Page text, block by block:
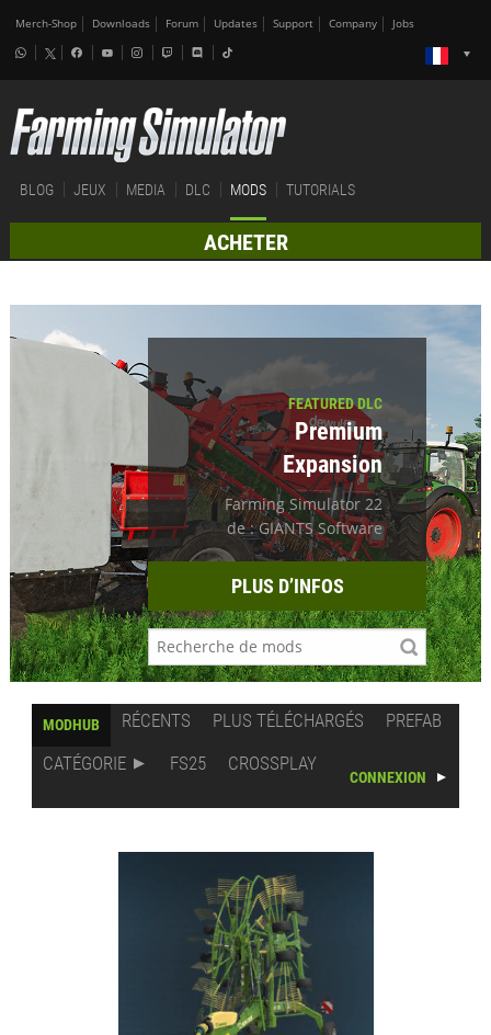
Merch-Shop Downloads Forum Updates Support Company Jobs
BLOG JEUX MEDIA DLC MODS TUTORIALS
ACHETER
FEATURED DLC
Premium
Expansion
Farming Simulator 22
de : GIANTS Software
PLUS D’INFOS
MODHUB RÉCENTS PLUS TÉLÉCHARGÉS
PREFAB
CATÉGORIE
FS25 CROSSPLAY
CONNEXION